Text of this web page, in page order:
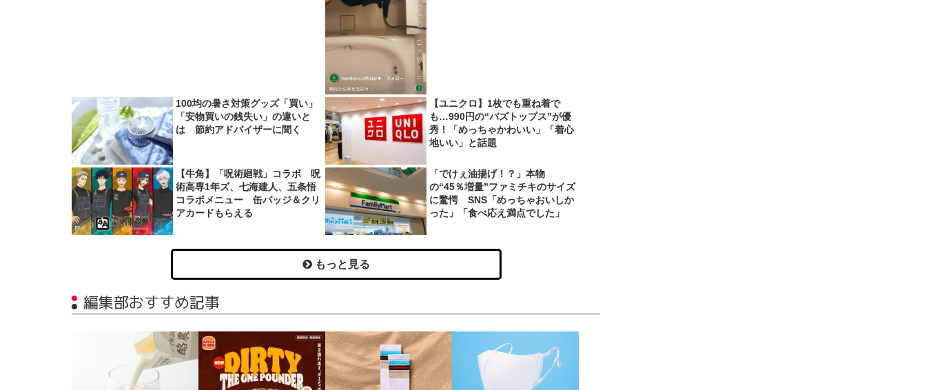
100均の暑さ対策グッズ「買い」
「安物買いの銭失い」の違いと
は 節約アドバイザーに聞く
【ユニクロ】1枚でも重ね着で
も…990円の“バズトップス”が優
秀！「めっちゃかわいい」「着心
地いい」と話題
【牛角】「呪術廻戦」コラボ 呪
術高専1年ズ、七海建人、五条悟
コラボメニュー 缶バッジ＆クリ
アカードもらえる
「でけぇ油揚げ！？」本物
の“45％増量”ファミチキのサイズ
に驚愕 SNS「めっちゃおいしか
った」「食べ応え満点でした」
もっと見る
編集部おすすめ記事